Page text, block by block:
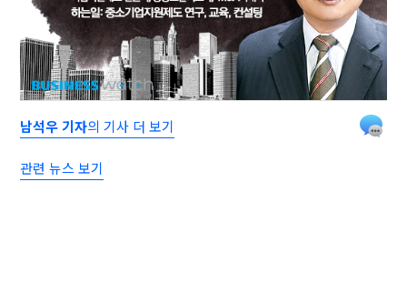
남석우 기자의 기사 더 보기
관련 뉴스 보기